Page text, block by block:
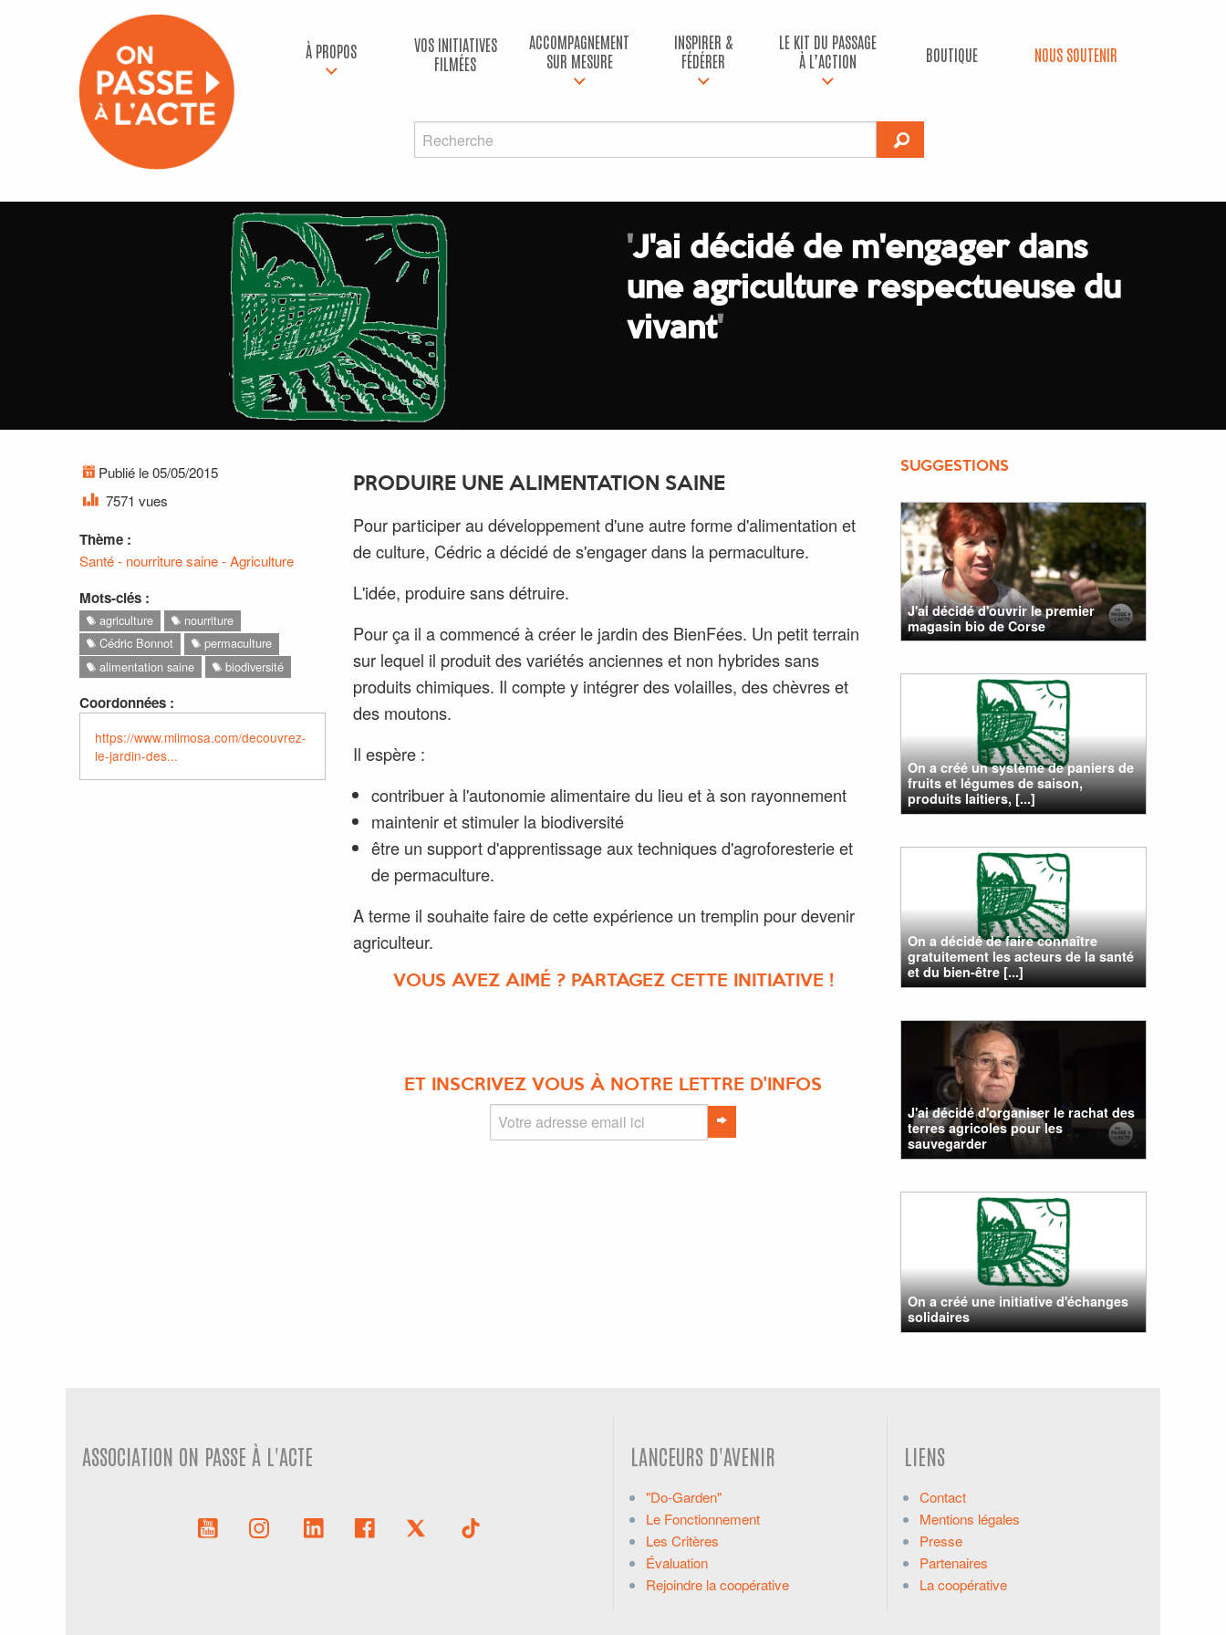
À PROPOS
VOS INITIATIVES
FILMÉES
ACCOMPAGNEMENT
SUR MESURE
INSPIRER &
FÉDÉRER
LE KIT DU PASSAGE
À L’ACTION
BOUTIQUE NOUS SOUTENIR
'J'ai décidé de m'engager dans
une agriculture respectueuse du
vivant'
Publié le 05/05/2015
7571 vues
Thème :
Santé - nourriture saine - Agriculture
Mots-clés :
agriculture
nourriture
Cédric Bonnot
permaculture
alimentation saine
biodiversité
Coordonnées :
https://www.miimosa.com/decouvrez-
le-jardin-des...
PRODUIRE UNE ALIMENTATION SAINE
Pour participer au développement d'une autre forme d'alimentation et
de culture, Cédric a décidé de s'engager dans la permaculture.
L'idée, produire sans détruire.
Pour ça il a commencé à créer le jardin des BienFées. Un petit terrain
sur lequel il produit des variétés anciennes et non hybrides sans
produits chimiques. Il compte y intégrer des volailles, des chèvres et
des moutons.
Il espère :
contribuer à l'autonomie alimentaire du lieu et à son rayonnement
maintenir et stimuler la biodiversité
être un support d'apprentissage aux techniques d'agroforesterie et
de permaculture.
A terme il souhaite faire de cette expérience un tremplin pour devenir
agriculteur.
VOUS AVEZ AIMÉ ? PARTAGEZ CETTE INITIATIVE !
ET INSCRIVEZ VOUS À NOTRE LETTRE D'INFOS
SUGGESTIONS
J'ai décidé d'ouvrir le premier
magasin bio de Corse
On a créé un système de paniers de
fruits et légumes de saison,
produits laitiers, [...]
On a décidé de faire connaître
gratuitement les acteurs de la santé
et du bien-être [...]
J'ai décidé d'organiser le rachat des
terres agricoles pour les
sauvegarder
On a créé une initiative d'échanges
solidaires
ASSOCIATION ON PASSE À L'ACTE LANCEURS D'AVENIR
"Do-Garden"
Le Fonctionnement
Les Critères
Évaluation
Rejoindre la coopérative
LIENS
Contact
Mentions légales
Presse
Partenaires
La coopérative